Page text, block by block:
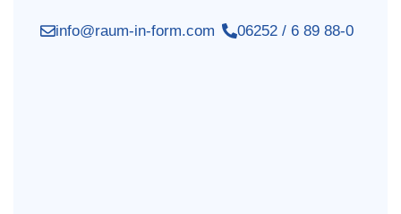
info@raum-in-form.com 06252 / 6 89 88-0